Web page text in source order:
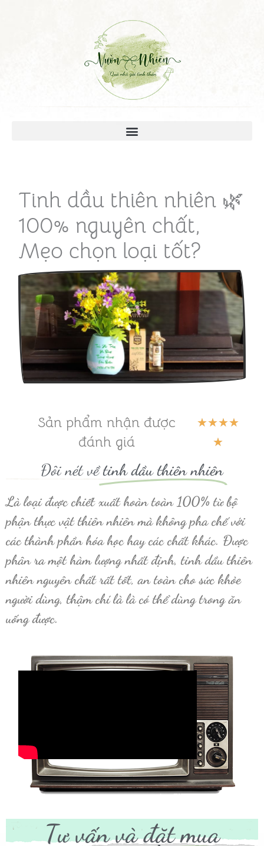
Tinh dầu thiên nhiên 🌿
100% nguyên chất,
Mẹo chọn loại tốt?
Sản phẩm nhận được
đánh giá
★★★★
★
5
/
Đôi nét về tinh dầu thiên nhiên
Là loại được chiết xuất hoàn toàn 100% từ bộ
phận thực vật thiên nhiên mà không pha chế với
các thành phần hóa học hay các chất khác. Được
phân ra một hàm lượng nhất định, tinh dầu thiên
nhiên nguyên chất rất tốt, an toàn cho sức khỏe
người dùng, thậm chí là là có thể dùng trong ăn
uống được.
Tư vấn vàđặt mua